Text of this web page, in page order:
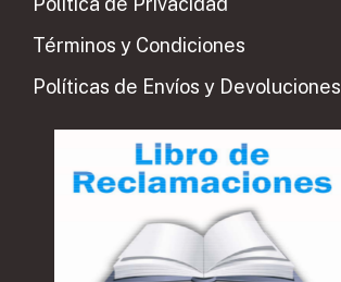
Términos y Condiciones
Políticas de Envíos y Devoluciones